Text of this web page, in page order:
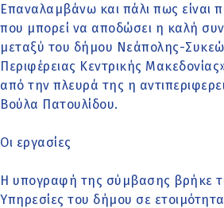
Επαναλαμβάνω και πάλι πως είναι
που μπορεί να αποδώσει η καλή
μεταξύ του δήμου Νεάπολης-
Περιφέρειας Κεντρικής
από την πλευρά της η
Βούλα Πατουλίδου.
Οι εργασίες
Η υπογραφή της σύμβασης βρήκε
Υπηρεσίες του δήμου σε